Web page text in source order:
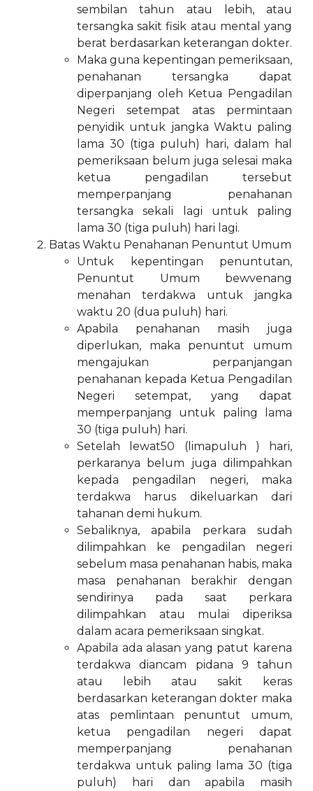
sembilan tahun atau lebih, atau
tersangka sakit fisik atau mental yang
berat berdasarkan keterangan dokter.
Maka guna kepentingan pemeriksaan,
penahanan tersangka dapat
diperpanjang oleh Ketua Pengadilan
Negeri setempat atas permintaan
penyidik untuk jangka Waktu paling
lama 30 (tiga puluh) hari, dalam hal
pemeriksaan belum juga selesai maka
ketua pengadilan tersebut
memperpanjang penahanan
tersangka sekali lagi untuk paling
lama 30 (tiga puluh) hari lagi.
Batas Waktu Penahanan Penuntut Umum
Untuk kepentingan penuntutan,
Penuntut Umum bewvenang
menahan terdakwa untuk jangka
waktu 20 (dua puluh) hari.
Apabila penahanan masih juga
diperlukan, maka penuntut umum
mengajukan perpanjangan
penahanan kepada Ketua Pengadilan
Negeri setempat, yang dapat
memperpanjang untuk paling lama
30 (tiga puluh) hari.
Setelah lewat50 (limapuluh ) hari,
perkaranya belum juga dilimpahkan
kepada pengadilan negeri, maka
terdakwa harus dikeluarkan dari
tahanan demi hukum.
Sebaliknya, apabila perkara sudah
dilimpahkan ke pengadilan negeri
sebelum masa penahanan habis, maka
masa penahanan berakhir dengan
sendirinya pada saat perkara
dilimpahkan atau mulai diperiksa
dalam acara pemeriksaan singkat.
Apabila ada alasan yang patut karena
terdakwa diancam pidana 9 tahun
atau lebih atau sakit keras
berdasarkan keterangan dokter maka
atas pemlintaan penuntut umum,
ketua pengadilan negeri dapat
memperpanjang penahanan
terdakwa untuk paling lama 30 (tiga
puluh) hari dan apabila masih